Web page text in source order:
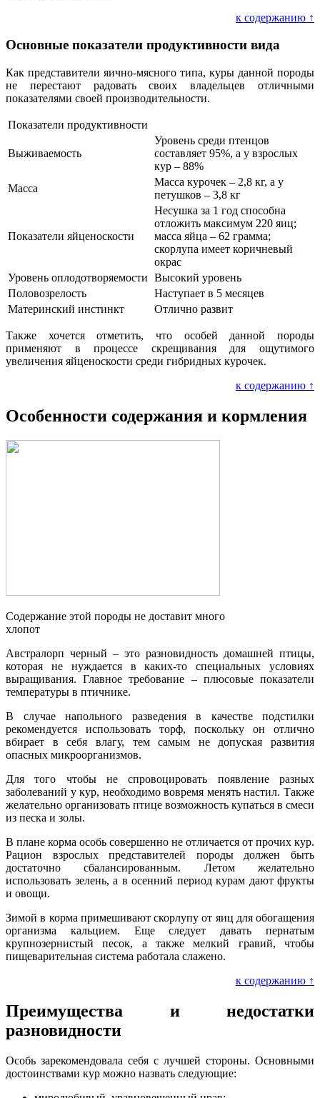
к содержанию ↑
Основные показатели продуктивности вида
Как представители яично-мясного типа, куры данной породы
не перестают радовать своих владельцев отличными
показателями своей производительности.
Показатели продуктивности
Выживаемость
Уровень среди птенцов
составляет 95%, а у взрослых
кур – 88%
Масса
Масса курочек – 2,8 кг, а у
петушков – 3,8 кг
Показатели яйценоскости
Несушка за 1 год способна
отложить максимум 220 яиц;
масса яйца – 62 грамма;
скорлупа имеет коричневый
окрас
Уровень оплодотворяемости Высокий уровень
Половозрелость
Наступает в 5 месяцев
Материнский инстинкт
Отлично развит
Также хочется отметить, что особей данной породы
применяют в процессе скрещивания для ощутимого
увеличения яйценоскости среди гибридных курочек.
к содержанию ↑
Особенности содержания и кормления
Содержание этой породы не доставит много
хлопот
Австралорп черный – это разновидность домашней птицы,
которая не нуждается в каких-то специальных условиях
выращивания. Главное требование – плюсовые показатели
температуры в птичнике.
В случае напольного разведения в качестве подстилки
рекомендуется использовать торф, поскольку он отлично
вбирает в себя влагу, тем самым не допуская развития
опасных микроорганизмов.
Для того чтобы не спровоцировать появление разных
заболеваний у кур, необходимо вовремя менять настил. Также
желательно организовать птице возможность купаться в смеси
из песка и золы.
В плане корма особь совершенно не отличается от прочих кур.
Рацион взрослых представителей породы должен быть
достаточно сбалансированным. Летом желательно
использовать зелень, а в осенний период курам дают фрукты
и овощи.
Зимой в корма примешивают скорлупу от яиц для обогащения
организма кальцием. Еще следует давать пернатым
крупнозернистый песок, а также мелкий гравий, чтобы
пищеварительная система работала слажено.
к содержанию ↑
Преимущества и недостатки
разновидности
Особь зарекомендовала себя с лучшей стороны. Основными
достоинствами кур можно назвать следующие: